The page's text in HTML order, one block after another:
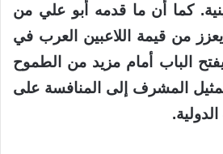
كما أن ما قدمه أبو علي من
يعزز من قيمة اللاعبين العرب في
الباب أمام مزيد من الطموح
المشرف إلى المنافسة على